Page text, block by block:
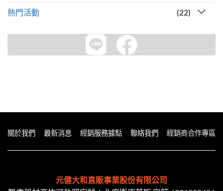
熱門活動 (22)
關於我們 最新消息 經銷服務據點 聯絡我們 經銷商合作專區
元健大和直販事業股份有限公司